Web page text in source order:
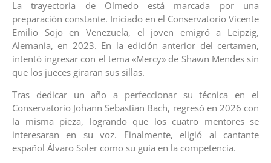
La trayectoria de Olmedo está marcada por una
preparación constante. Iniciado en el Conservatorio Vicente
Emilio Sojo en Venezuela, el joven emigró a Leipzig,
Alemania, en 2023. En la edición anterior del certamen,
intentó ingresar con el tema «Mercy» de Shawn Mendes sin
que los jueces giraran sus sillas.
Tras dedicar un año a perfeccionar su técnica en el
Conservatorio Johann Sebastian Bach, regresó en 2026 con
la misma pieza, logrando que los cuatro mentores se
interesaran en su voz. Finalmente, eligió al cantante
español Álvaro Soler como su guía en la competencia.